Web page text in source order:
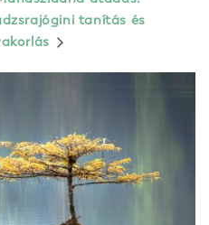
tanítás és